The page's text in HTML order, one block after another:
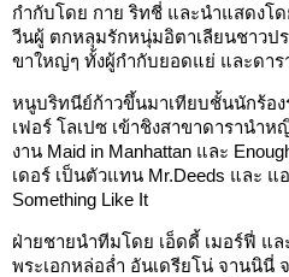
กำกับโดย กาย ริทชี่ และนำแสดงโ
วีนผู้ ตกหลุมรักหนุ่มอิตาเลียนชาวป
ขาใหญ่ๆ ทั้งผู้กำกับยอดแย่ และดา
หนูบริทนีย์ก้าวขึ้นมาเทียบชั้นนักร้อ
เฟอร์ โลเปซ เข้าชิงสาขาดารานำ
งาน Maid in Manhattan และ
เดอร์ เป็นตัวแทน Mr.Deeds และ แ
Something Like It
ฝ่ายชายนำทีมโดย เอ็ดดี้ เมอร์ฟี่ แ
พระเอกหล่อล่ำ อันเดรียโน่ จานนินี่